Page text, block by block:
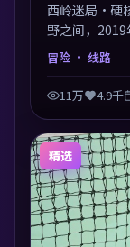
西岭迷局·硬
野之间，
题，节奏张弛
钩子分布均匀
冒险 · 线路
11万 4.9千
精选